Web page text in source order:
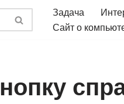
Задача
Сайт о